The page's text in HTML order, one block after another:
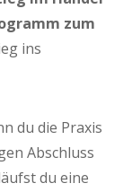
zum
ins
du die Pra­xis
Abschluss
du eine